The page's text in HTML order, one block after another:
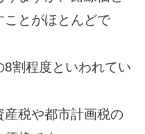
ことがほとんどで
割程度といわれてい
産税や都市計画税の